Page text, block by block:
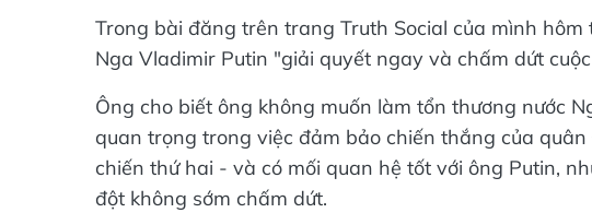
Trong bài đăng trên trang Truth Social của mình
Nga Vladimir Putin "giải quyết ngay và chấm dứt
Ông cho biết ông không muốn làm tổn thương nước
quan trọng trong việc đảm bảo chiến thắng của
chiến thứ hai - và có mối quan hệ tốt với ông Putin,
đột không sớm chấm dứt.